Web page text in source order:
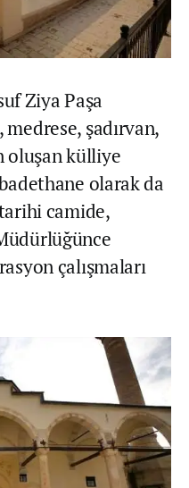
Ziya Paşa
şadırvan,
oluşan külliye
olarak da
camide,
çalışmaları